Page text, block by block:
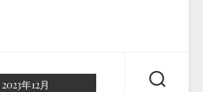
2023年12月